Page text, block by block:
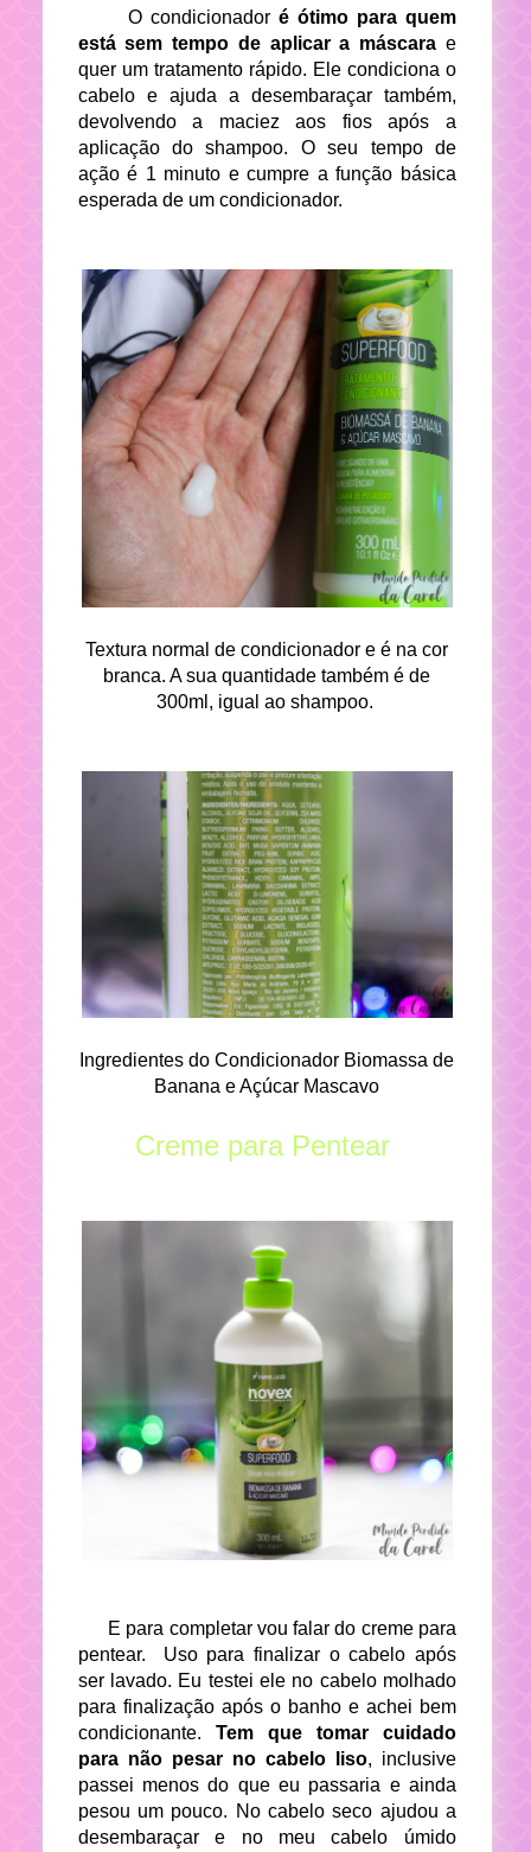
O condicionadoré ótimo para quem
está sem tempo de aplicar a máscara e
quer um tratamento rápido. Ele condiciona o
cabelo e ajuda a desembaraçar também,
devolvendo a maciez aos fios após a
aplicação do shampoo. O seu tempo de
ação é 1 minuto e cumpre a função básica
esperada de um condicionador.
Textura normal de condicionador e é na cor
branca. A sua quantidade também é de
300ml, igual ao shampoo.
Ingredientes do Condicionador Biomassa de
Banana e Açúcar Mascavo
Creme para Pentear
E para completar vou falar do creme para
pentear. Uso para finalizar o cabelo após
ser lavado. Eu testei ele no cabelo molhado
para finalização após o banho e achei bem
condicionante. Tem que tomar cuidado
para não pesar no cabelo liso, inclusive
passei menos do que eu passaria e ainda
pesou um pouco. No cabelo seco ajudou a
desembaraçar e no meu cabelo úmido